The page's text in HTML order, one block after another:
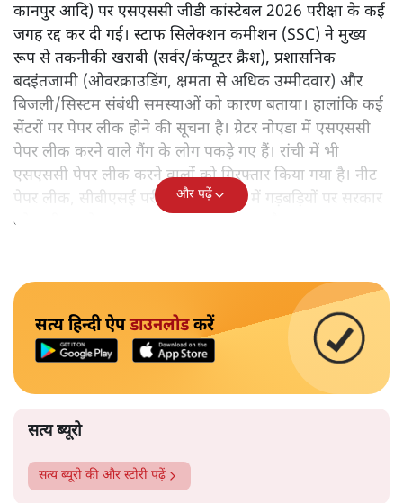
कानपुर आदि) पर एसएससी जीडी कांस्टेबल 2026 परीक्षा के कई
जगह रद्द कर दी गई। स्टाफ सिलेक्शन कमीशन (SSC) ने मुख्य
रूप से तकनीकी खराबी (सर्वर/कंप्यूटर क्रैश), प्रशासनिक
बदइंतजामी (ओवरक्राउडिंग, क्षमता से अधिक उम्मीदवार) और
बिजली/सिस्टम संबंधी समस्याओं को कारण बताया। हालांकि कई
सेंटरों पर पेपर लीक होने की सूचना है। ग्रेटर नोएडा में एसएससी
पेपर लीक करने वाले गैंग के लोग पकड़े गए हैं। रांची में भी
एसएससी पेपर लीक करने वालों को गिरफ्तार किया गया है। नीट
पेपर लीक, सीबीएसई परीक्षा और नतीजों में गड़बड़ियों पर सरकार
को कड़ी आलोचना का सामना करना पड़ रहा है।
और पढ़ें
सत्य हिन्दी ऐपडाउनलोडकरें
सत्य ब्यूरो
सत्य ब्यूरो की और स्टोरी पढ़ें